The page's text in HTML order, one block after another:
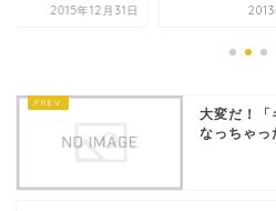
2015年12月31日
大変だ！「
なっちゃっ